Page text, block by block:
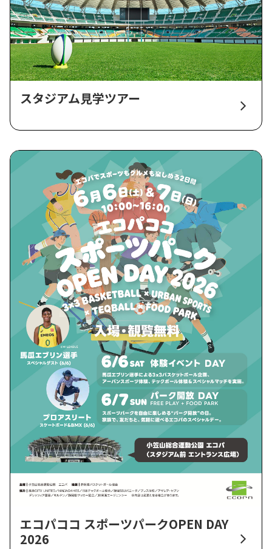
スタジアム見学ツアー
エコパココ スポーツパークOPEN DAY
2026